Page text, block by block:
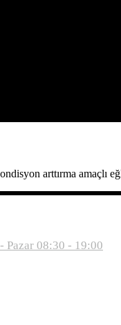
arttırma amaçlı
Pazar 08:30 - 19:00